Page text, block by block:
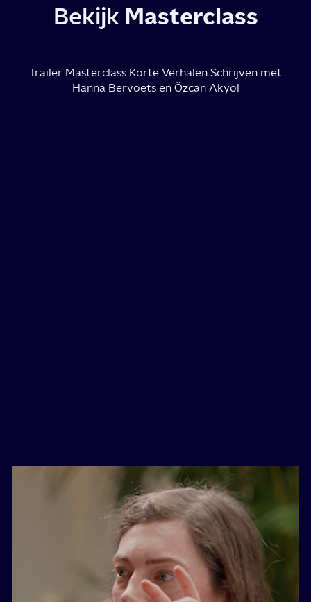
Bekijk Masterclass
Trailer Masterclass Korte Verhalen Schrijven met
Hanna Bervoets en Özcan Akyol